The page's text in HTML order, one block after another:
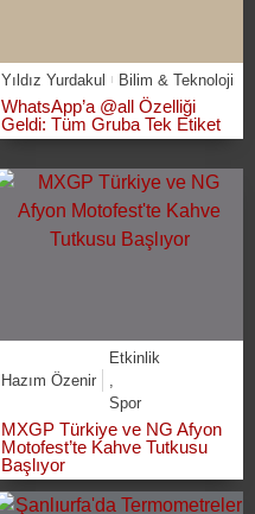
Yıldız Yurdakul Bilim & Teknoloji
WhatsApp’a @all Özelliği
Geldi: Tüm Gruba Tek Etiket
Hazım Özenir
Etkinlik
Spor
MXGP Türkiye ve NG Afyon
Motofest’te Kahve Tutkusu
Başlıyor